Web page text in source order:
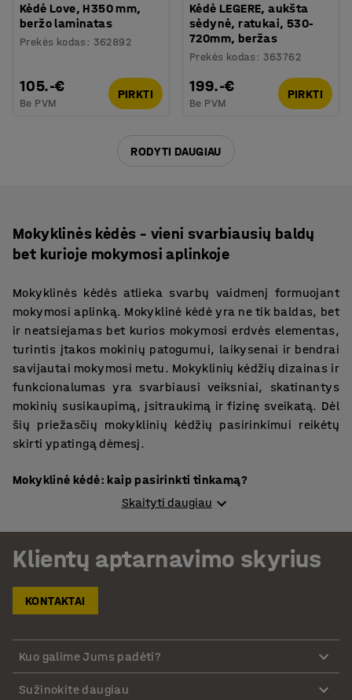
Kėdė Love, H350 mm,
beržo laminatas
Prekės kodas : 362892
105.-€
Be PVM
PIRKTI
Kėdė LEGERE, aukšta
sėdynė, ratukai, 530-
720mm, beržas
Prekės kodas : 363762
199.-€
Be PVM
PIRKTI
RODYTI DAUGIAU
Mokyklinės kėdės – vieni svarbiausių baldų
bet kurioje mokymosi aplinkoje
Mokyklinės kėdės atlieka svarbų vaidmenį formuojant
mokymosi aplinką. Mokyklinė kėdė yra ne tik baldas, bet
ir neatsiejamas bet kurios mokymosi erdvės elementas,
turintis įtakos mokinių patogumui, laikysenai ir bendrai
savijautai mokymosi metu. Mokyklinių kėdžių dizainas ir
funkcionalumas yra svarbiausi veiksniai, skatinantys
mokinių susikaupimą, įsitraukimą ir fizinę sveikatą. Dėl
šių priežasčių mokyklinių kėdžių pasirinkimui reikėtų
skirti ypatingą dėmesį.
Mokyklinė kėdė: kaip pasirinkti tinkamą?
mokinių, kurie jomis naudosis, amžių bei ūgį.
Jaunesniems mokiniams gali reikėti mažesnių kėdžių su
papildoma atrama, o vyresniems – didesnių ir
ergonomiškesnių sėdimųjų baldų. Tačiau yra ir keletas
kitų aspektų, kurie svarbūs renkantis mokyklines kėdes.
todėl labai svarbu, kad jos būtų patogios ir suteikiančios
atramą.
Skaityti daugiau
Klientų aptarnavimo skyrius
KONTAKTAI
Kuo galime Jums padėti?
Sužinokite daugiau